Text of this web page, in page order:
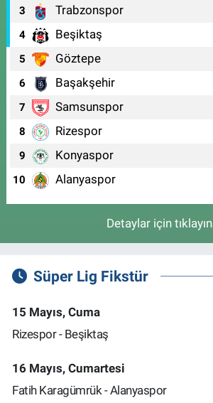
3 Trabzonspor
4 Beşiktaş
5 Göztepe
6 Başakşehir
7 Samsunspor
8 Rizespor
9 Konyaspor
10 Alanyaspor
Detaylar için tıklayın
Süper Lig Fikstür
15 Mayıs, Cuma
Rizespor - Beşiktaş
16 Mayıs, Cumartesi
Fatih Karagümrük - Alanyaspor